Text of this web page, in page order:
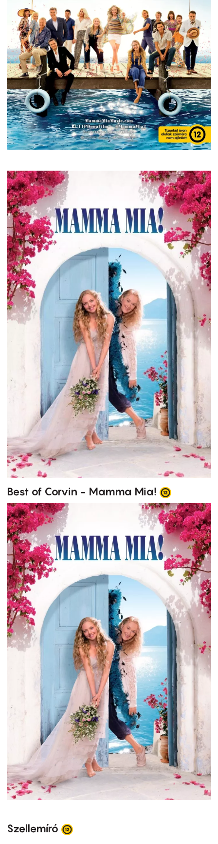
Best of Corvin - Mamma Mia!
Szellemíró